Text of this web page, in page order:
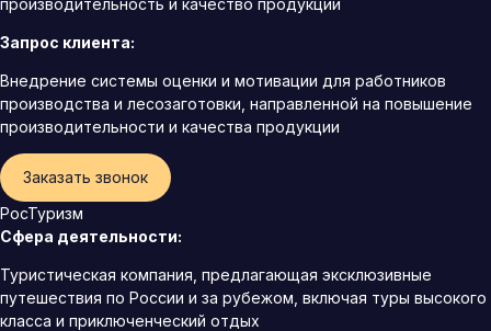
производительность и качество продукции
Запрос клиента:
Внедрение системы оценки и мотивации для работников
производства и лесозаготовки, направленной на повышение
производительности и качества продукции
Заказать звонок
РосТуризм
Сфера деятельности:
Туристическая компания, предлагающая эксклюзивные
путешествия по России и за рубежом, включая туры высокого
класса и приключенческий отдых